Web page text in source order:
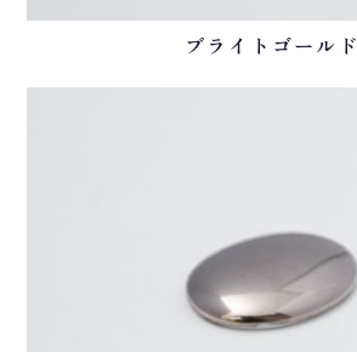
ブライトゴールド